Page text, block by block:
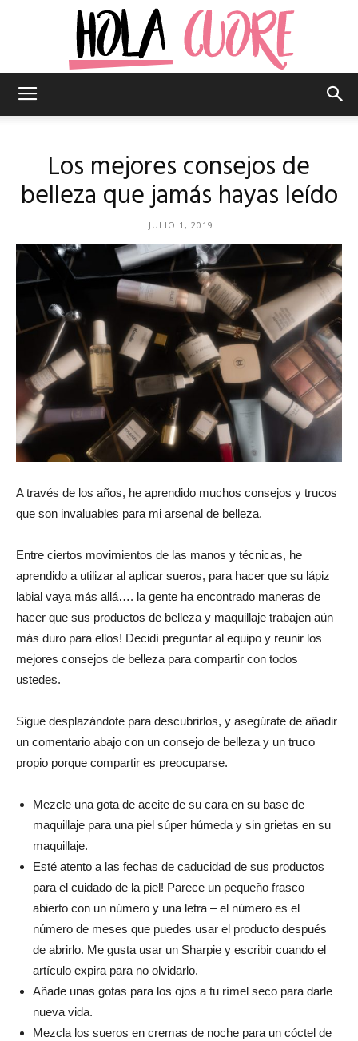
–
La
revista
y
momento
Los mejores consejos de
belleza que jamás hayas leído
JULIO 1, 2019
A través de los años, he aprendido muchos consejos y trucos
que son invaluables para mi arsenal de belleza.
Entre ciertos movimientos de las manos y técnicas, he
aprendido a utilizar al aplicar sueros, para hacer que su lápiz
labial vaya más allá…. la gente ha encontrado maneras de
hacer que sus productos de belleza y maquillaje trabajen aún
más duro para ellos! Decidí preguntar al equipo y reunir los
mejores consejos de belleza para compartir con todos
ustedes.
Sigue desplazándote para descubrirlos, y asegúrate de añadir
un comentario abajo con un consejo de belleza y un truco
propio porque compartir es preocuparse.
Mezcle una gota de aceite de su cara en su base de
maquillaje para una piel súper húmeda y sin grietas en su
maquillaje.
Esté atento a las fechas de caducidad de sus productos
para el cuidado de la piel! Parece un pequeño frasco
abierto con un número y una letra – el número es el
número de meses que puedes usar el producto después
de abrirlo. Me gusta usar un Sharpie y escribir cuando el
artículo expira para no olvidarlo.
Añade unas gotas para los ojos a tu rímel seco para darle
nueva vida.
Mezcla los sueros en cremas de noche para un cóctel de